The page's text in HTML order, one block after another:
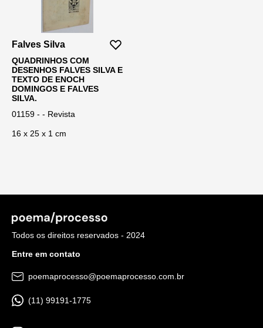
Falves Silva
QUADRINHOS COM
DESENHOS FALVES SILVA E
TEXTO DE ENOCH
DOMINGOS E FALVES
SILVA.
01159 - - Revista
16 x 25 x 1 cm
Todos os direitos reservados - 2024
Entre em contato
poemaprocesso@poemaprocesso.com.br
(11) 99191-1775